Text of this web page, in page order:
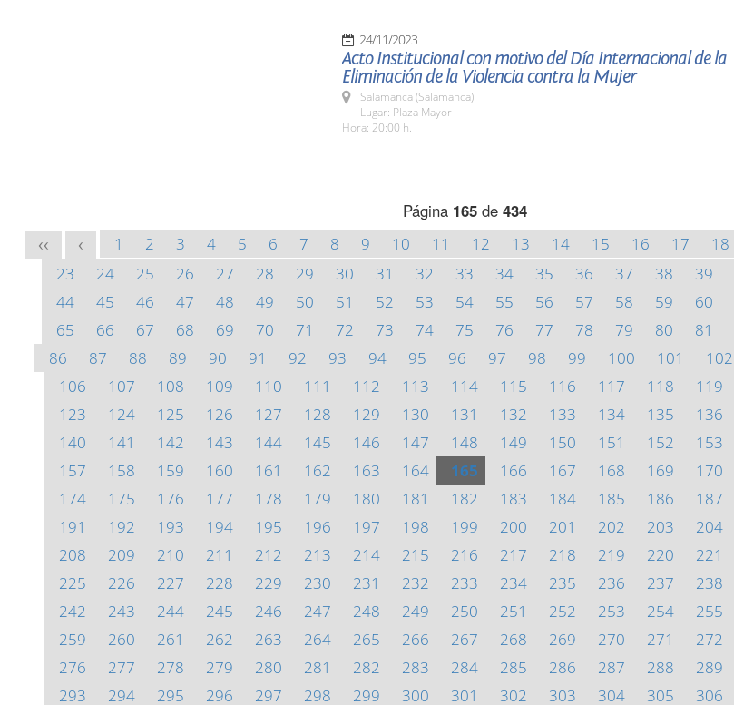
24/11/2023
Acto Institucional con motivo del Día Internacional de la
Eliminación de la Violencia contra la Mujer
Salamanca (Salamanca)
Lugar: Plaza Mayor
Hora: 20:00 h.
Página 165de 434
<< < 1 2 3 4 5 6 7 8 9 10 11 12 13 14 15 16 17 18
23
24 25 26 27 28 29 30 31 32 33 34 35 36 37 38 39
44
45 46 47 48 49 50 51 52 53 54 55 56 57 58 59 60
65
66 67 68 69 70 71 72 73 74 75 76 77 78 79 80 81
86
87 88 89 90 91 92 93 94 95 96 97 98 99 100 101 102
106
107 108 109 110 111 112 113 114 115 116 117 118 119
123
124 125 126 127 128 129 130 131 132 133 134 135 136
140
141 142 143 144 145 146 147 148 149 150 151 152 153
157
158 159 160 161 162 163 164 165 166 167 168 169 170
174
175 176 177 178 179 180 181 182 183 184 185 186 187
191
192 193 194 195 196 197 198 199 200 201 202 203 204
208
209 210 211 212 213 214 215 216 217 218 219 220 221
225
226 227 228 229 230 231 232 233 234 235 236 237 238
242
243 244 245 246 247 248 249 250 251 252 253 254 255
259
260 261 262 263 264 265 266 267 268 269 270 271 272
276
277 278 279 280 281 282 283 284 285 286 287 288 289
293
294 295 296 297 298 299 300 301 302 303 304 305 306